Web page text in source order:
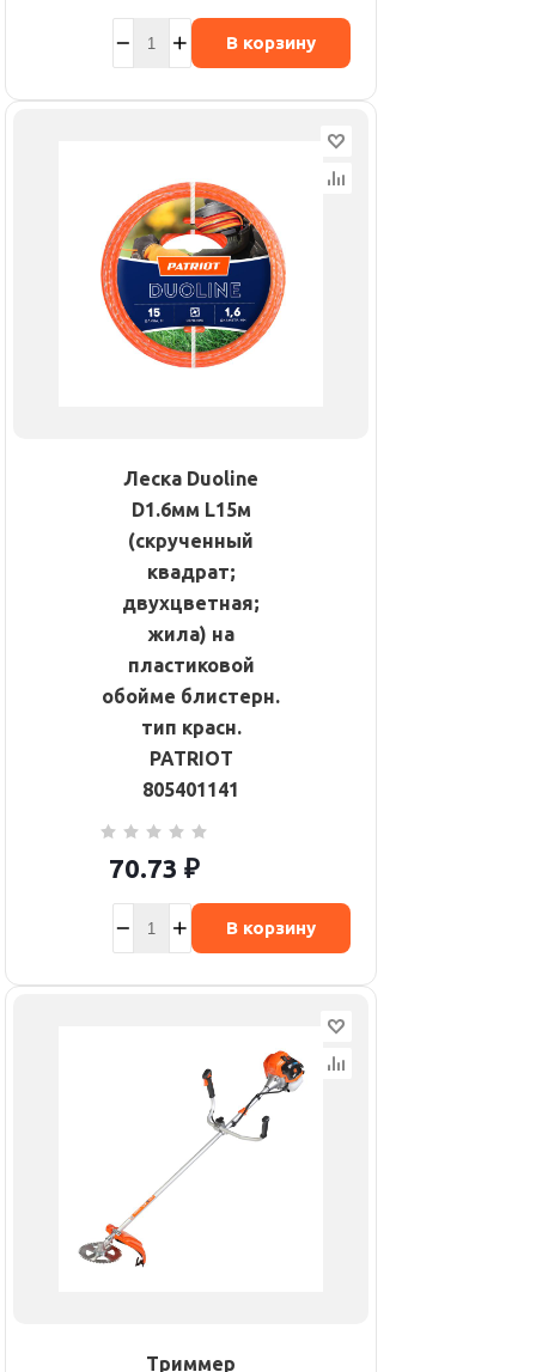
В корзину
Леска Duoline
D1.6мм L15м
(скрученный
квадрат;
двухцветная;
жила) на
пластиковой
обойме блистерн.
тип красн.
PATRIOT
805401141
70.73 ₽
В корзину
Триммер